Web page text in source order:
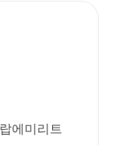
에미리트